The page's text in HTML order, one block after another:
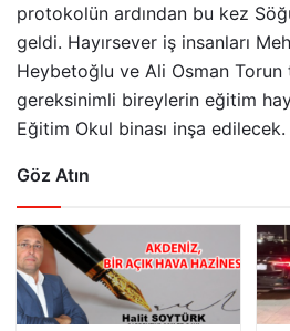
protokolün ardından bu kez
geldi. Hayırsever iş insanları
Heybetoğlu ve Ali Osman Torun
gereksinimli bireylerin eğitim
Eğitim Okul binası inşa edilecek.
Göz Atın